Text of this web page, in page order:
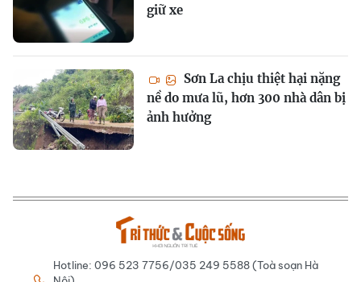
giữ xe
Sơn La chịu thiệt hại nặng
nề do mưa lũ, hơn 300 nhà dân bị
ảnh hưởng
Hotline: 096 523 7756/035 249 5588 (Toà soạn Hà